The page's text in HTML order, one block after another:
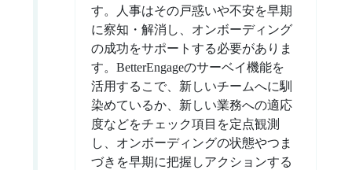
す。人事はその戸惑いや不安を早期
に察知・解消し、オンボーディング
の成功をサポートする必要がありま
す。BetterEngageのサーベイ機能を
活用するこで、新しいチームへに馴
染めているか、新しい業務への適応
度などをチェック項目を定点観測
し、オンボーディングの状態やつま
づきを早期に把握しアクションする